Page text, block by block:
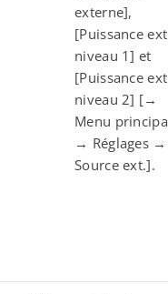
externe],
[Puissance
niveau 1] et
[Puissance
niveau 2] [→
Menu
→ Réglages →
Source ext.].